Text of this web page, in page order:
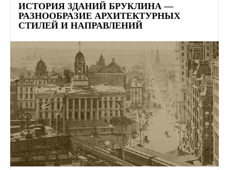
ИСТОРИЯ ЗДАНИЙ БРУКЛИНА —
РАЗНООБРАЗИЕ АРХИТЕКТУРНЫХ
СТИЛЕЙ И НАПРАВЛЕНИЙ